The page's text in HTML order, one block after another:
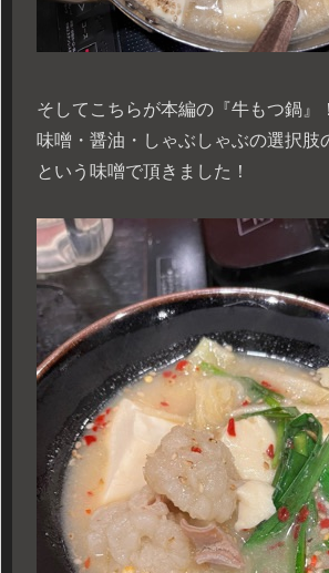
そしてこちらが本編の『牛もつ鍋』！
味噌・醤油・しゃぶしゃぶの選択肢
という味噌で頂きました！